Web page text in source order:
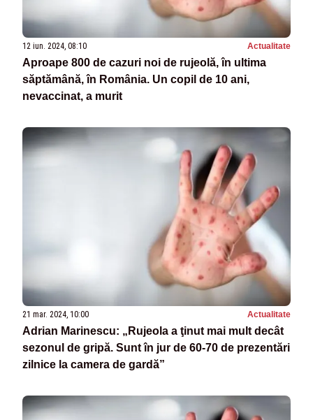
12 iun. 2024, 08:10 Actualitate
Aproape 800 de cazuri noi de rujeolă, în ultima
săptămână, în România. Un copil de 10 ani,
nevaccinat, a murit
21 mar. 2024, 10:00 Actualitate
Adrian Marinescu: „Rujeola a ţinut mai mult decât
sezonul de gripă. Sunt în jur de 60-70 de prezentări
zilnice la camera de gardă”